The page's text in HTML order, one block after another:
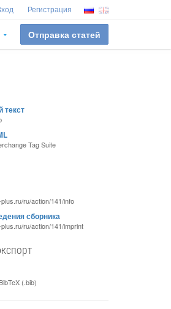
Регистрация
Отправка статей
текст
Tag Suite
ru/action/141/info
сборника
ru/action/141/imprint
(.bib)